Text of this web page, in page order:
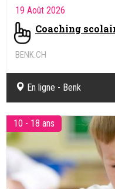
19 Août 2026
Coaching
BENK.CH
En ligne - Benk
10 - 18 ans